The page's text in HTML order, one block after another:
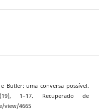
Butler: uma conversa possível.
(19), 1–17. Recuperado de
view/4665